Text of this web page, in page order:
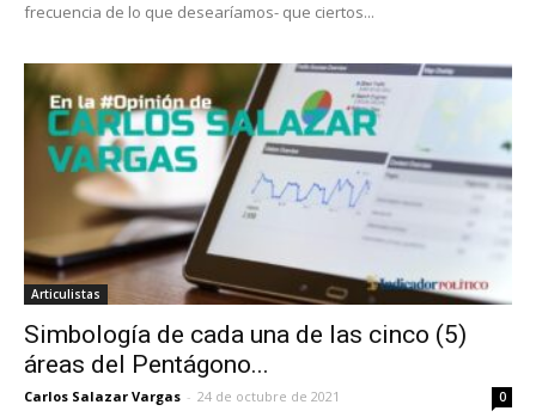
frecuencia de lo que desearíamos- que ciertos...
Articulistas
Simbología de cada una de las cinco (5)
áreas del Pentágono...
Carlos Salazar Vargas - 24 de octubre de 2021 0